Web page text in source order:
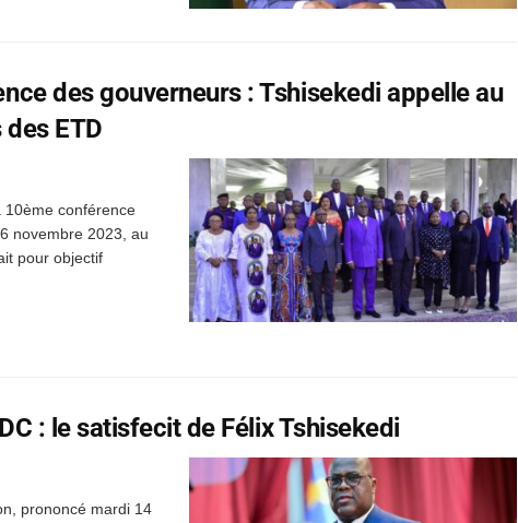
des gouverneurs : Tshisekedi appelle au
ETD
10ème conférence
novembre 2023, au
pour objectif
: le satisfecit de Félix Tshisekedi
prononcé mardi 14